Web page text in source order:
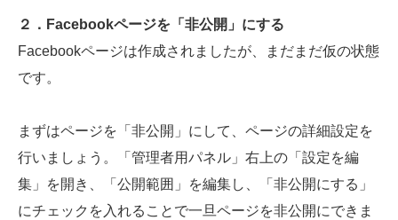
２．Facebookページを「非公開」にする
Facebookページは作成されましたが、まだまだ仮の状態
です。
まずはページを「非公開」にして、ページの詳細設定を
行いましょう。「管理者用パネル」右上の「設定を編
集」を開き、「公開範囲」を編集し、「非公開にする」
にチェックを入れることで一旦ページを非公開にできま